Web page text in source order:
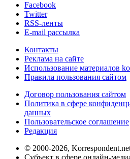
Facebook
Twitter
RSS-ленты
E-mail рассылка
Контакты
Реклама на сайте
Использование материалов
Правила пользования сайтом
Договор пользования сайтом
Политика в сфере
данных
Пользовательское соглашение
Редакция
© 2000-2026,